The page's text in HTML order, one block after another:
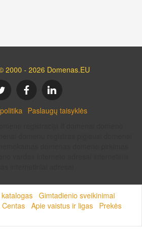
2000 - 2026 Domenas.EU
Paslaugų taisyklės
Gimtadienio sveikinimai
Centas Apie vaistus ir ligas
Prekės